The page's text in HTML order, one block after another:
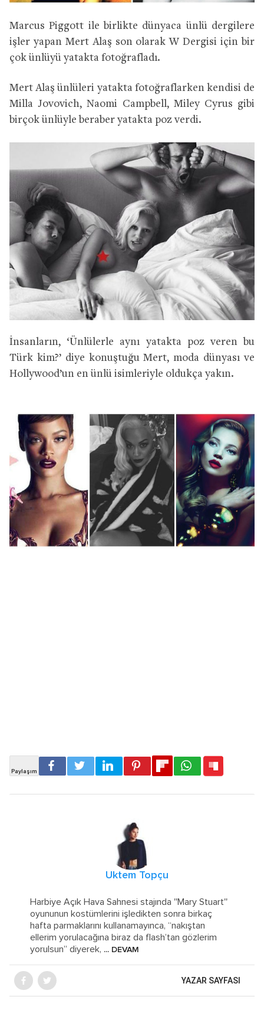
Marcus Piggott ile birlikte dünyaca ünlü dergilere
işler yapan Mert Alaş son olarak W Dergisi için bir
çok ünlüyü yatakta fotoğrafladı.
Mert Alaş ünlüleri yatakta fotoğraflarken kendisi de
Milla Jovovich, Naomi Campbell, Miley Cyrus gibi
birçok ünlüyle beraber yatakta poz verdi.
İnsanların, ‘Ünlülerle aynı yatakta poz veren bu
Türk kim?’ diye konuştuğu Mert, moda dünyası ve
Hollywood’un en ünlü isimleriyle oldukça yakın.
Uktem Topçu
Harbiye Açık Hava Sahnesi stajında ''Mary Stuart''
oyununun kostümlerini işledikten sonra birkaç
hafta parmaklarını kullanamayınca, “nakıştan
ellerim yorulacağına biraz da flash’tan gözlerim
yorulsun” diyerek, ... DEVAM
YAZAR SAYFASI